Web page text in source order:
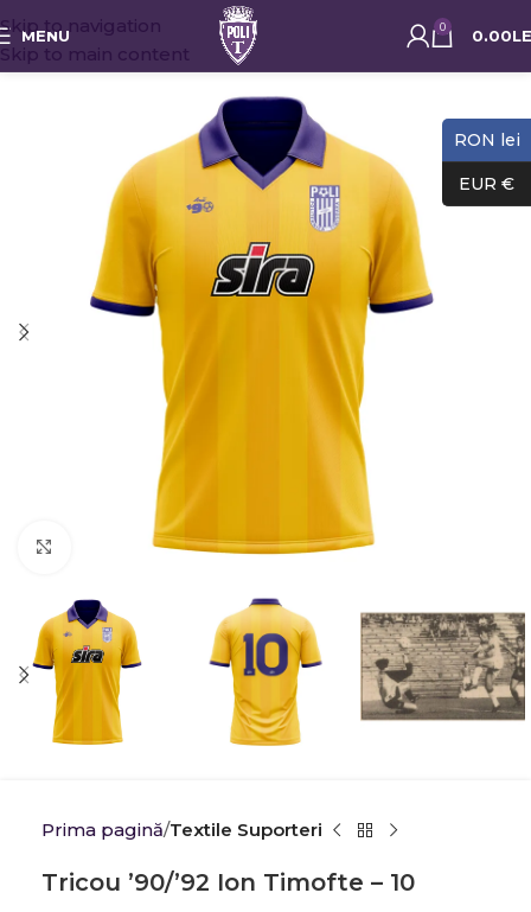
Skip to navigation
Skip to main content
MENU 0 0.00
Click to enlarge
Prima pagină Textile Suporteri
Tricou ’90/’92 Ion Timofte – 10
RON lei
EUR €